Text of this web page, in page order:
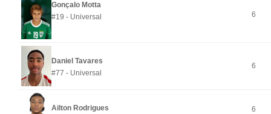
Gonçalo Motta
#19 - Universal
6
Daniel Tavares
#77 - Universal
6
Ailton Rodrigues
6